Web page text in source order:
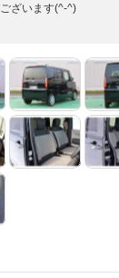
ざいます(^-^)